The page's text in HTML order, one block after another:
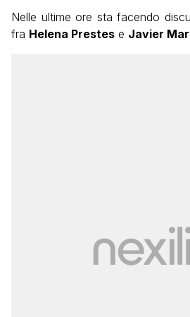
Nelle ultime ore sta facendo
fra Helena Prestes e Javier